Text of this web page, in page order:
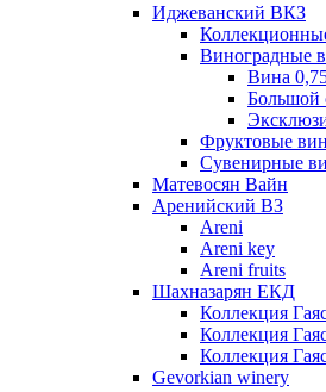
Иджеванский ВКЗ
Виноградные
Вина
Большой
Фруктовые
Cувенирные
Матевосян Вайн
Аренийский ВЗ
Areni
Areni key
Areni fruits
Шахназарян ЕКД
Коллекция
Коллекция
Коллекция
Gevorkian winery